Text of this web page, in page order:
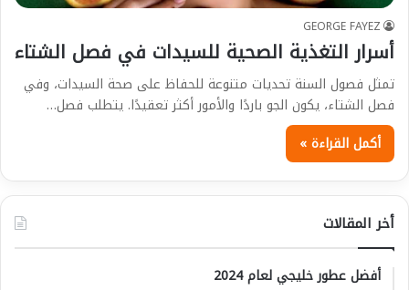
GEORGE FAYEZ
أسرار التغذية الصحية للسيدات في فصل الشتاء
تمثل فصول السنة تحديات متنوعة للحفاظ على صحة السيدات، وفي
فصل الشتاء، يكون الجو باردًا والأمور أكثر تعقيدًا. يتطلب فصل…
أكمل القراءة »
أخر المقالات
أفضل عطور خليجي لعام 2024